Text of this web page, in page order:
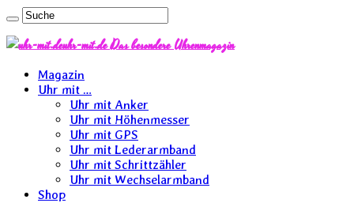
uhr-mit.de Das besondere Uhrenmagazin
Magazin
Uhr mit …
Uhr mit Anker
Uhr mit Höhenmesser
Uhr mit GPS
Uhr mit Lederarmband
Uhr mit Schrittzähler
Uhr mit Wechselarmband
Shop